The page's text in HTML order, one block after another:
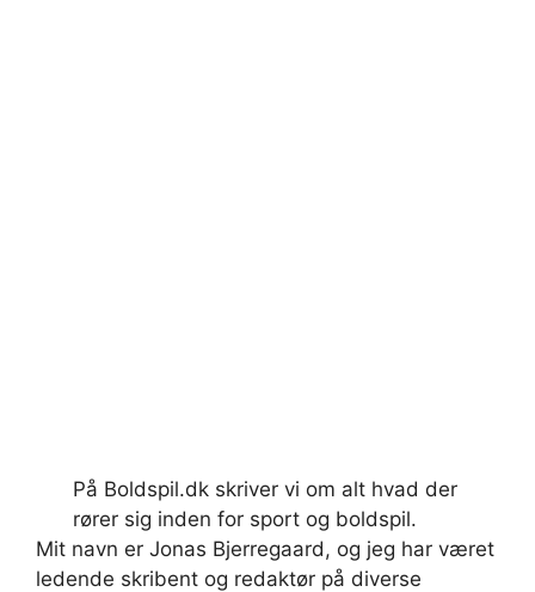
På Boldspil.dk skriver vi om alt hvad der
rører sig inden for sport og boldspil.
Mit navn er Jonas Bjerregaard, og jeg har været
ledende skribent og redaktør på diverse